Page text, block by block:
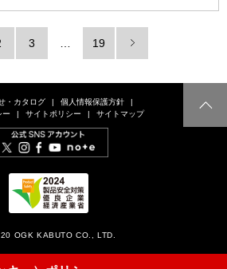
3 19
・カタログ
個人情報保護方針
ー
サイトポリシー サイトマップ
OGK KABUTO CO., LTD.